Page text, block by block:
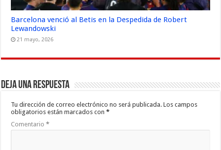
Barcelona venció al Betis en la Despedida de Robert
Lewandowski
21 mayo, 2026
Deja una respuesta
Tu dirección de correo electrónico no será publicada. Los campos
obligatorios están marcados con*
Comentario*